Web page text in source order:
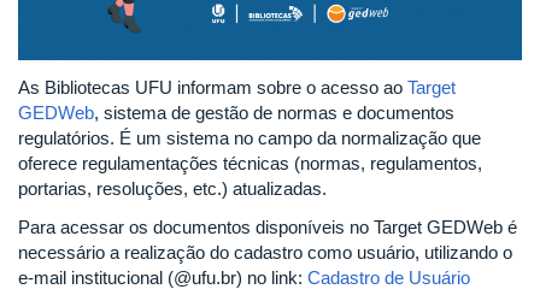
As Bibliotecas UFU informam sobre o acesso ao Target
GEDWeb, sistema de gestão de normas e documentos
regulatórios. É um sistema no campo da normalização que
oferece regulamentações técnicas (normas, regulamentos,
portarias, resoluções, etc.) atualizadas.
Para acessar os documentos disponíveis no Target GEDWeb é
necessário a realização do cadastro como usuário, utilizando o
e-mail institucional (@ufu.br) no link: Cadastro de Usuário